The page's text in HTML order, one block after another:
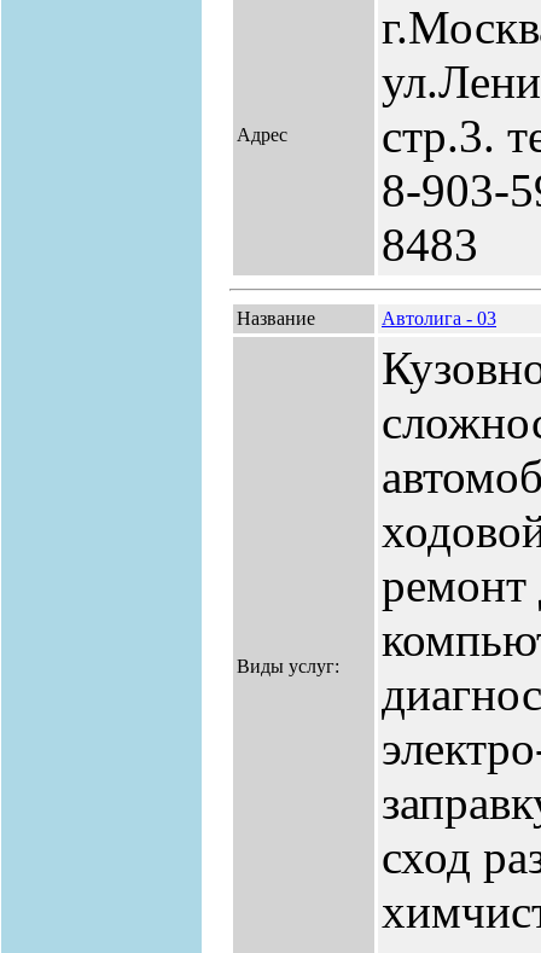
Адрес
стр.3.
8-903-
8483
Название Автолига - 03
Виды услуг:
ремонт
сход